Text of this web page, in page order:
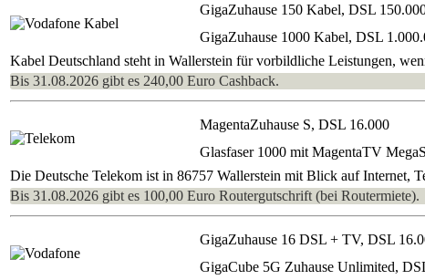
GigaZuhause 150 Kabel, DSL
GigaZuhause 1000 Kabel, DSL
Kabel Deutschland steht in Wallerstein für vorbildliche Leistungen,
Bis 31.08.2026 gibt es 240,00 Euro Cashback.
MagentaZuhause S, DSL 16.000
Glasfaser 1000 mit MagentaTV
Die Deutsche Telekom ist in 86757 Wallerstein mit Blick auf Internet,
Bis 31.08.2026 gibt es 100,00 Euro Routergutschrift (bei Routermiete).
GigaZuhause 16 DSL + TV, DSL
GigaCube 5G Zuhause Unlimited,